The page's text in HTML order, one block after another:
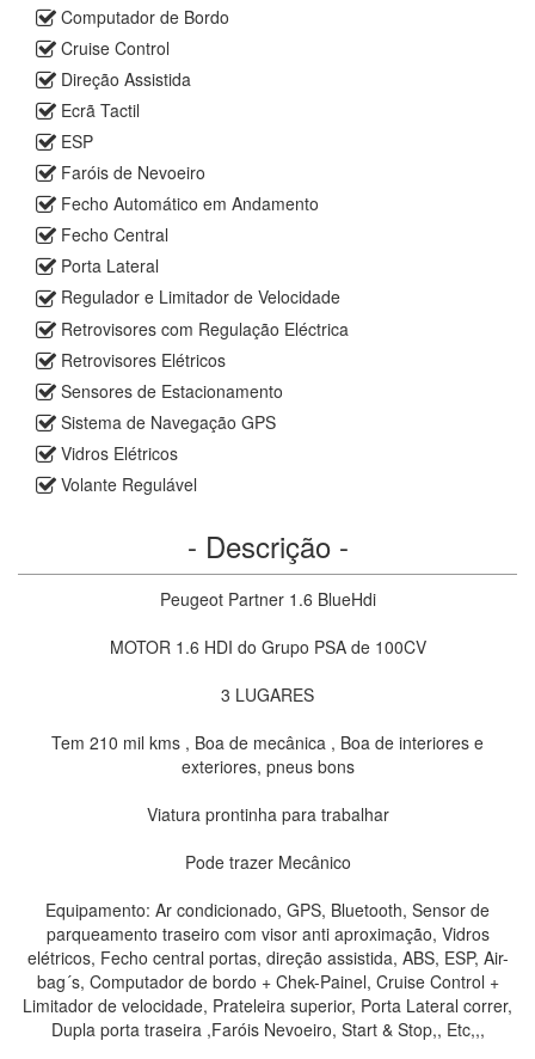
Computador de Bordo
Cruise Control
Direção Assistida
Ecrã Tactil
ESP
Faróis de Nevoeiro
Fecho Automático em Andamento
Fecho Central
Porta Lateral
Regulador e Limitador de Velocidade
Retrovisores com Regulação Eléctrica
Retrovisores Elétricos
Sensores de Estacionamento
Sistema de Navegação GPS
Vidros Elétricos
Volante Regulável
- Descrição -
Peugeot Partner 1.6 BlueHdi
MOTOR 1.6 HDI do Grupo PSA de 100CV
3 LUGARES
Tem 210 mil kms , Boa de mecânica , Boa de interiores e
exteriores, pneus bons
Viatura prontinha para trabalhar
Pode trazer Mecânico
Equipamento: Ar condicionado, GPS, Bluetooth, Sensor de
parqueamento traseiro com visor anti aproximação, Vidros
elétricos, Fecho central portas, direção assistida, ABS, ESP, Air-
bag´s, Computador de bordo + Chek-Painel, Cruise Control +
Limitador de velocidade, Prateleira superior, Porta Lateral correr,
Dupla porta traseira ,Faróis Nevoeiro, Start & Stop,, Etc,,,